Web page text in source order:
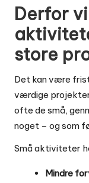
Derfor
store
Det kan være
værdige
ofte de små,
noget – og som
Små aktiviteter
Mindre